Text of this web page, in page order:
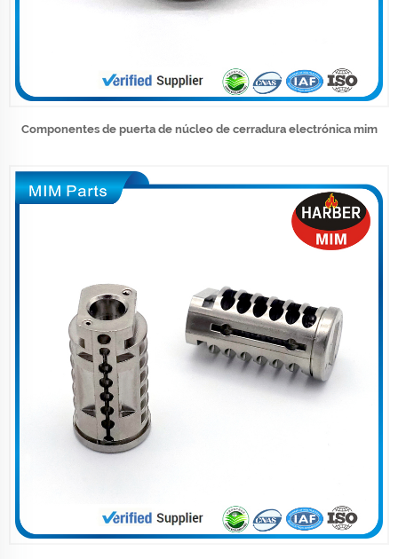
Componentes de puerta de núcleo de cerradura electrónica mim